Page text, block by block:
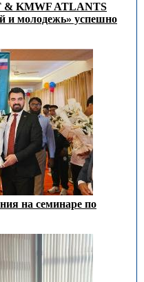
& KMWF ATLANTS
и молодежь» успешно
на семинаре по